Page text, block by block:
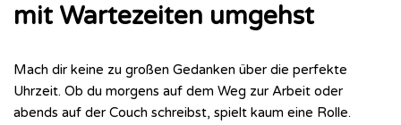
mit Wartezeiten umgehst
Mach dir keine zu großen Gedanken über die perfekte
Uhrzeit. Ob du morgens auf dem Weg zur Arbeit oder
abends auf der Couch schreibst, spielt kaum eine Rolle.